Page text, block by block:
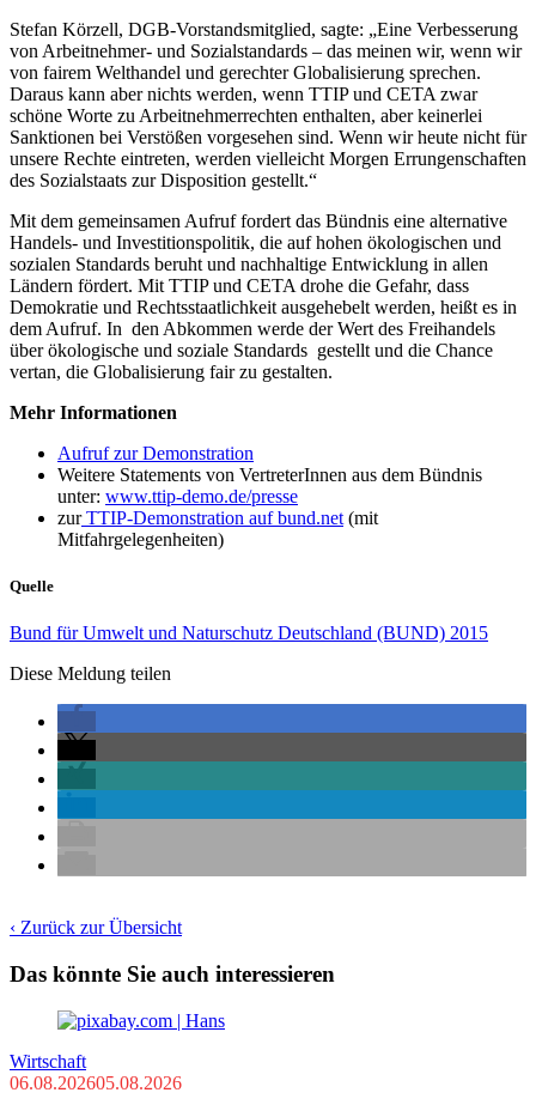
Stefan Körzell, DGB-Vorstandsmitglied, sagte: „Eine Verbesserung
von Arbeitnehmer- und Sozialstandards – das meinen wir, wenn wir
von fairem Welthandel und gerechter Globalisierung sprechen.
Daraus kann aber nichts werden, wenn TTIP und CETA zwar
schöne Worte zu Arbeitnehmerrechten enthalten, aber keinerlei
Sanktionen bei Verstößen vorgesehen sind. Wenn wir heute nicht für
unsere Rechte eintreten, werden vielleicht Morgen Errungenschaften
des Sozialstaats zur Disposition gestellt.“
Mit dem gemeinsamen Aufruf fordert das Bündnis eine alternative
Handels- und Investitionspolitik, die auf hohen ökologischen und
sozialen Standards beruht und nachhaltige Entwicklung in allen
Ländern fördert. Mit TTIP und CETA drohe die Gefahr, dass
Demokratie und Rechtsstaatlichkeit ausgehebelt werden, heißt es in
dem Aufruf. In den Abkommen werde der Wert des Freihandels
über ökologische und soziale Standards gestellt und die Chance
vertan, die Globalisierung fair zu gestalten.
Mehr Informationen
Aufruf zur Demonstration
Weitere Statements von VertreterInnen aus dem Bündnis
unter: www.ttip-demo.de/presse
zurTTIP-Demonstration auf bund.net (mit
Mitfahrgelegenheiten)
Quelle
Bund für Umwelt und Naturschutz Deutschland (BUND) 2015
Diese Meldung teilen
‹ Zurück zur Übersicht
Das könnte Sie auch interessieren
Wirtschaft
06.08.202605.08.2026